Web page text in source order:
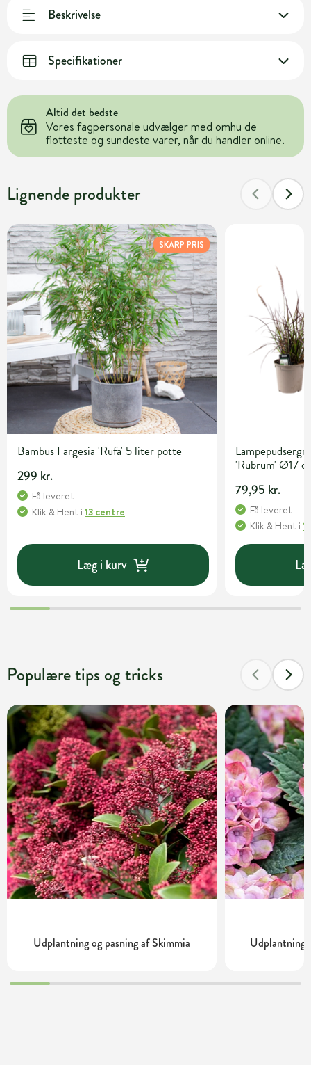
Beskrivelse
Specifikationer
Altid det bedste
Vores fagpersonale udvælger med omhu de
flotteste og sundeste varer, når du handler online.
Lignende produkter
SKARP PRIS
Bambus Fargesia 'Rufa' 5 liter potte
299 kr.
Få leveret
Klik & Hent i 13 centre
Læg i kurv
'Rubrum' Ø17
79,95 kr.
Få leveret
Klik & Hent i
Populære tips og tricks
Udplantning og pasning af Skimmia Udplantning